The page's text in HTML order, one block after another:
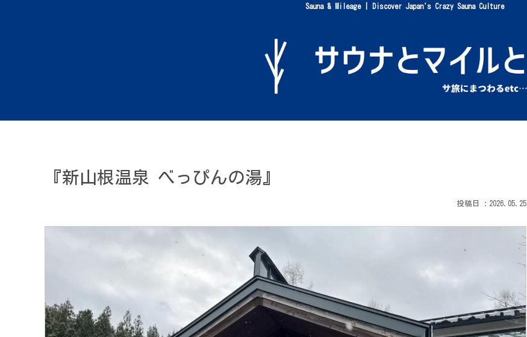
Sauna & Mileage | Discover Japan's Crazy Sauna Culture
『新山根温泉 べっぴんの湯』
2026.05.25